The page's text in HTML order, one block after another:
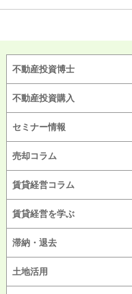
不動産投資博士
不動産投資購入
セミナー情報
売却コラム
賃貸経営コラム
賃貸経営を学ぶ
滞納・退去
土地活用